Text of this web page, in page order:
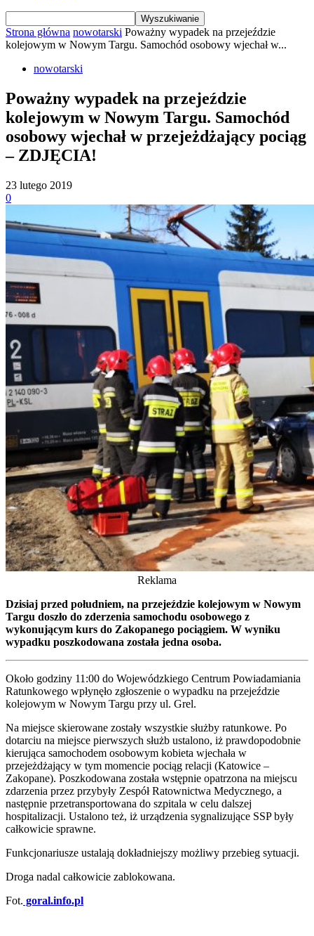
Strona główna nowotarski Poważny wypadek na przejeździe
kolejowym w Nowym Targu. Samochód osobowy wjechał w...
nowotarski
Poważny wypadek na przejeździe
kolejowym w Nowym Targu. Samochód
osobowy wjechał w przejeżdżający pociąg
– ZDJĘCIA!
23 lutego 2019
0
Reklama
Dzisiaj przed południem, na przejeździe kolejowym w Nowym
Targu doszło do zderzenia samochodu osobowego z
wykonującym kurs do Zakopanego pociągiem. W wyniku
wypadku poszkodowana została jedna osoba.
Około godziny 11:00 do Wojewódzkiego Centrum Powiadamiania
Ratunkowego wpłynęło zgłoszenie o wypadku na przejeździe
kolejowym w Nowym Targu przy ul. Grel.
Na miejsce skierowane zostały wszystkie służby ratunkowe. Po
dotarciu na miejsce pierwszych służb ustalono, iż prawdopodobnie
kierująca samochodem osobowym kobieta wjechała w
przejeżdżający w tym momencie pociąg relacji (Katowice –
Zakopane). Poszkodowana została wstępnie opatrzona na miejscu
zdarzenia przez przybyły Zespół Ratownictwa Medycznego, a
następnie przetransportowana do szpitala w celu dalszej
hospitalizacji. Ustalono też, iż urządzenia sygnalizujące SSP były
całkowicie sprawne.
Funkcjonariusze ustalają dokładniejszy możliwy przebieg sytuacji.
Droga nadal całkowicie zablokowana.
Fot. goral.info.pl